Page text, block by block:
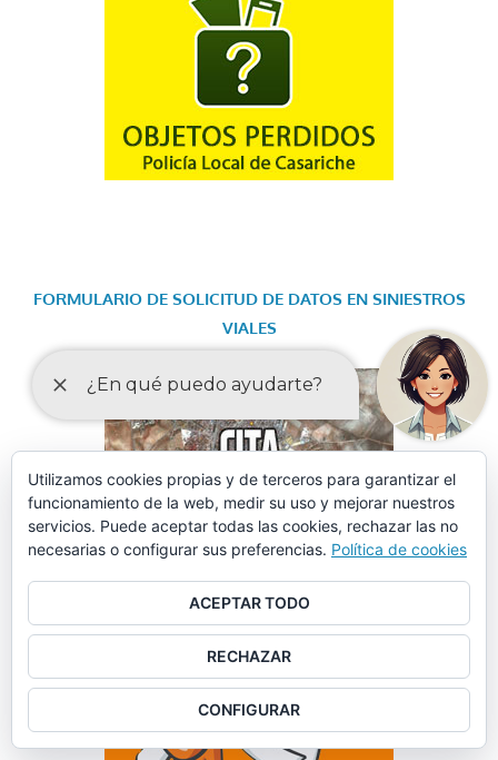
FORMULARIO DE SOLICITUD DE DATOS EN SINIESTROS
VIALES
Utilizamos cookies propias y de terceros para garantizar el
funcionamiento de la web, medir su uso y mejorar nuestros
servicios. Puede aceptar todas las cookies, rechazar las no
necesarias o configurar sus preferencias. Política de cookies
ACEPTAR TODO
RECHAZAR
CONFIGURAR